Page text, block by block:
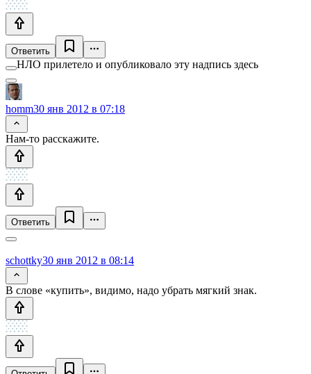
Ответить
НЛО прилетело и опубликовало эту надпись здесь
homm30 янв 2012 в 07:18
Нам-то расскажите.
Ответить
schottky30 янв 2012 в 08:14
В слове «купить», видимо, надо убрать мягкий знак.